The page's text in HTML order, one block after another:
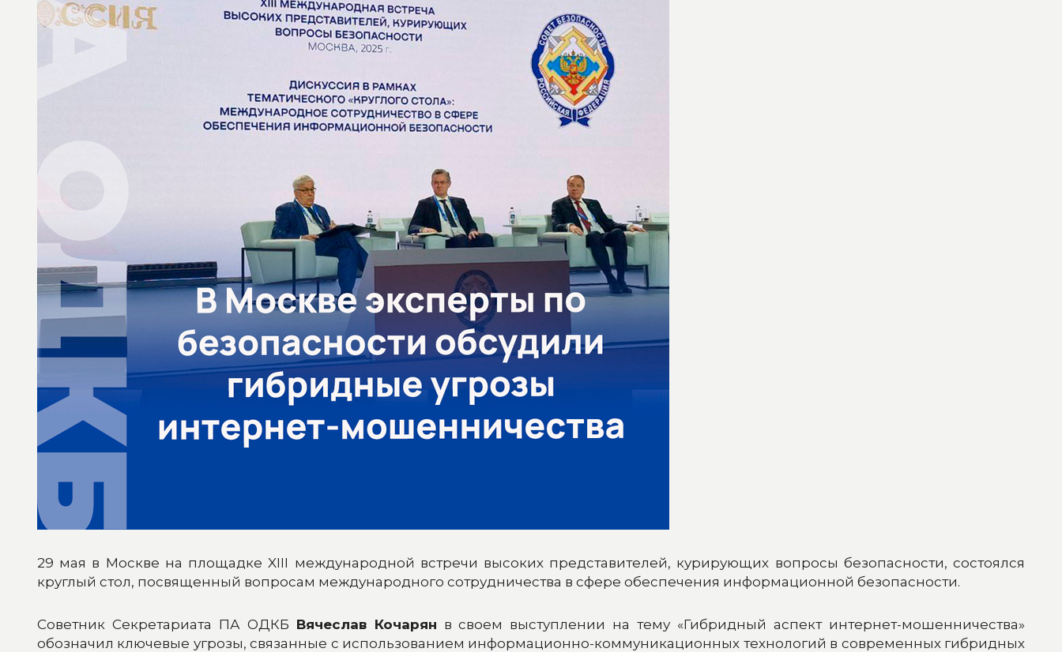
29 мая в Москве на площадке XIII международной встречи высоких представителей, курирующих вопросы безопасности, состоялся
круглый стол, посвященный вопросам международного сотрудничества в сфере обеспечения информационной безопасности.
Советник Секретариата ПА ОДКБ Вячеслав Кочарян в своем выступлении на тему «Гибридный аспект интернет-мошенничества»
обозначил ключевые угрозы, связанные с использованием информационно-коммуникационных технологий в современных гибридных